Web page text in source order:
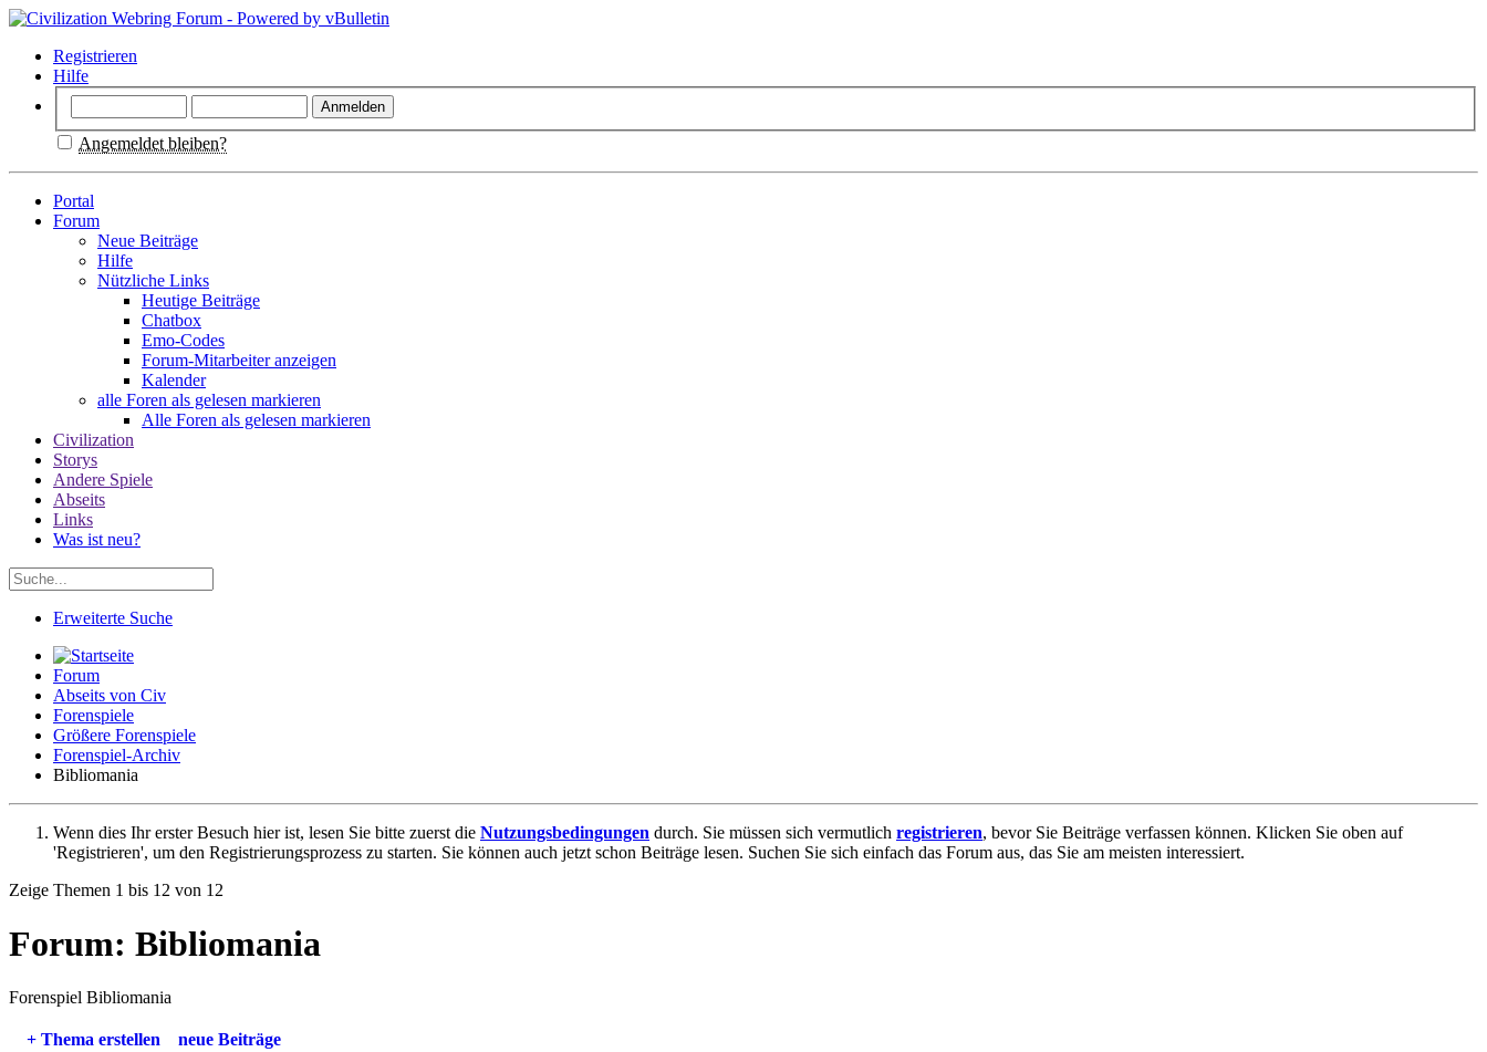
Registrieren
Hilfe
Angemeldet bleiben?
Portal
Forum
Neue Beiträge
Hilfe
Nützliche Links
Heutige Beiträge
Chatbox
Emo-Codes
Forum-Mitarbeiter anzeigen
Kalender
alle Foren als gelesen markieren
Alle Foren als gelesen markieren
Civilization
Storys
Andere Spiele
Abseits
Links
Was ist neu?
Erweiterte Suche
Forum
Abseits von Civ
Forenspiele
Größere Forenspiele
Forenspiel-Archiv
Bibliomania
Wenn dies Ihr erster Besuch hier ist, lesen Sie bitte zuerst die Nutzungsbedingungen durch. Sie müssen sich vermutlich registrieren, bevor Sie Beiträge verfassen können. Klicken Sie oben auf
'Registrieren', um den Registrierungsprozess zu starten. Sie können auch jetzt schon Beiträge lesen. Suchen Sie sich einfach das Forum aus, das Sie am meisten interessiert.
Zeige Themen 1 bis 12 von 12
Forum: Bibliomania
Forenspiel Bibliomania
+ Thema erstellen neue Beiträge